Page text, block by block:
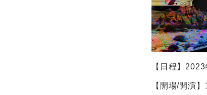
【日程】
【開場/開演